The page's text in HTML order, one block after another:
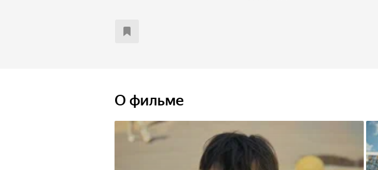
ретранслятора для отправки сигнала бедствия своей команде.
обезвредить бомбу, способную уничтожить всю Солнечную
систему! Но чтобы спасти Землю, сначала предстоит понять,
что только дружба и самопожертвование способны разрулить
проблемы галактического масштаба.
О фильме